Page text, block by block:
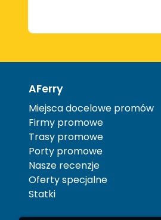
AFerry
Miejsca docelowe promów
Firmy promowe
Trasy promowe
Porty promowe
Nasze recenzje
Oferty specjalne
Statki